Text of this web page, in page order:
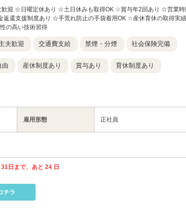
迎 ☆日曜定休あり ☆土日休みも取得OK ☆賞与年2回あり ☆営業時
還支援制度あり ☆手荒れ防止の手袋着用OK ☆産休育休の取得実績
の高い技術習得
夫歓迎 交通費支給 禁煙・分煙 社会保険完備
由 産休制度あり 賞与あり 育休制度あり
雇用形態 正社員
日まで、あと 24 日
チラ